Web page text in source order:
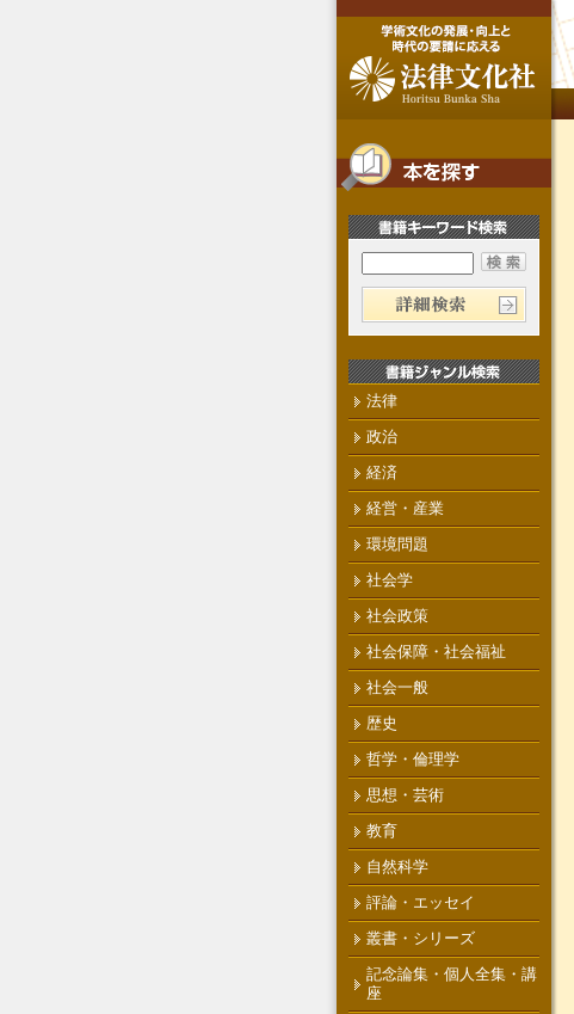
法律
政治
経済
経営・産業
環境問題
社会学
社会政策
社会保障・社会福祉
社会一般
歴史
哲学・倫理学
思想・芸術
教育
自然科学
評論・エッセイ
叢書・シリーズ
記念論集・個人全集・講
座